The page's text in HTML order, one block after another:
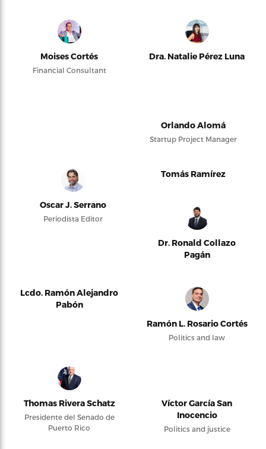
Moises Cortés
Financial Consultant
Dra. Natalie Pérez Luna
Orlando Alomá
Startup Project Manager
Oscar J. Serrano
Periodista Editor
Tomás Ramírez
Dr. Ronald Collazo
Pagán
Lcdo. Ramón Alejandro
Pabón
Ramón L. Rosario Cortés
Politics and law
Thomas Rivera Schatz
Presidente del Senado de
Puerto Rico
Víctor García San
Inocencio
Politics and justice